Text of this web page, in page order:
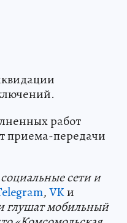
работ
приема-передачи
сети и
,VKи
глушат мобильный